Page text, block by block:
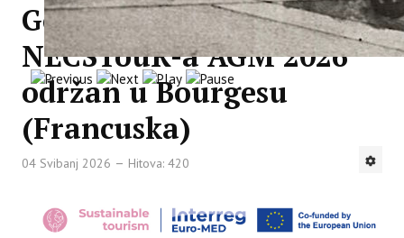
Godišnji sastanak
NECSTouR-a AGM 2026
održan u Bourgesu
(Francuska)
04 Svibanj 2026 Hitova: 420